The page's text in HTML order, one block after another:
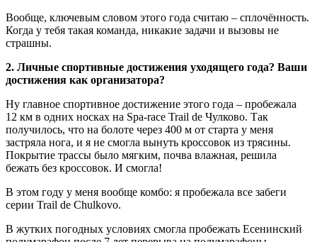
Вообще, ключевым словом этого года считаю – сплочённость.
Когда у тебя такая команда, никакие задачи и вызовы не
страшны.
2. Личные спортивные достижения уходящего года? Ваши
достижения как организатора?
Ну главное спортивное достижение этого года – пробежала
12 км в одних носках на Spa-race Trail de Чулково. Так
получилось, что на болоте через 400 м от старта у меня
застряла нога, и я не смогла вынуть кроссовок из трясины.
Покрытие трассы было мягким, почва влажная, решила
бежать без кроссовок. И смогла!
В этом году у меня вообще комбо: я пробежала все забеги
серии Trail de Chulkovo.
В жутких погодных условиях смогла пробежать Есенинский